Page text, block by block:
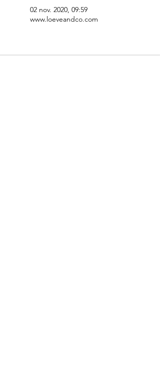
02 nov. 2020, 09:59
www.loeveandco.com